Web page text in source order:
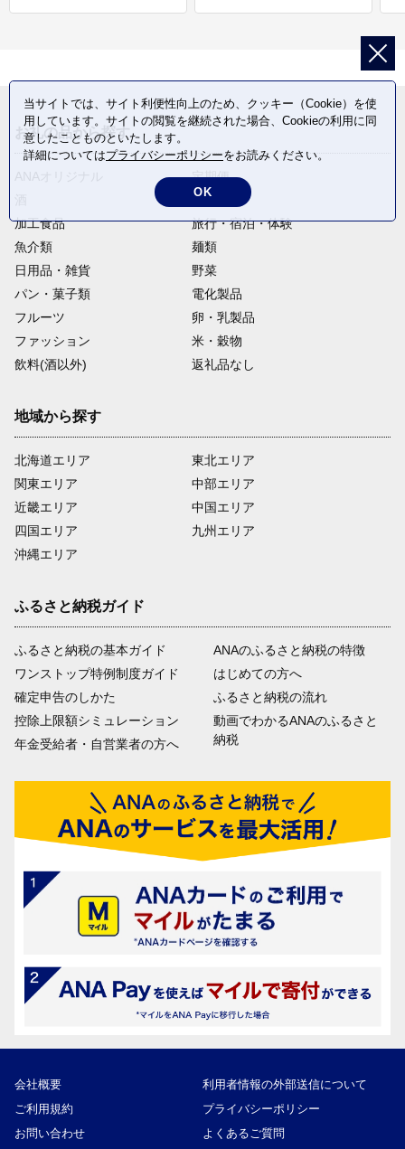
お礼の品から探す
定期便
肉類
加工食品
旅行・宿泊・体験
魚介類
麺類
日用品・雑貨
野菜
パン・菓子類
電化製品
フルーツ
卵・乳製品
ファッション
米・穀物
飲料(酒以外)
返礼品なし
地域から探す
北海道エリア
関東エリア
近畿エリア
四国エリア
沖縄エリア
東北エリア
中部エリア
中国エリア
九州エリア
ふるさと納税ガイド
ふるさと納税の基本ガイド
ワンストップ特例制度ガイド
確定申告のしかた
控除上限額シミュレーション
年金受給者・自営業者の方へ
ANAのふるさと納税の特徴
はじめての方へ
ふるさと納税の流れ
動画でわかるANAのふるさと
納税
会社概要
利用者情報の外部送信について
ご利用規約
プライバシーポリシー
お問い合わせ
よくあるご質問
当サイトでは、サイト利便性向上のため、クッキー（Cookie）を使
用しています。サイトの閲覧を継続された場合、Cookieの利用に同
意したことものといたします。
詳細についてはプライバシーポリシーをお読みください。
OK